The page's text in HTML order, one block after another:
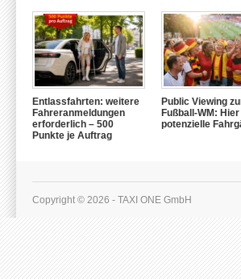
Entlassfahrten: weitere
Fahreranmeldungen
erforderlich – 500
Punkte je Auftrag
Public Viewing
Fußball-WM:
potenzielle
Copyright © 2026 - TAXI ONE GmbH